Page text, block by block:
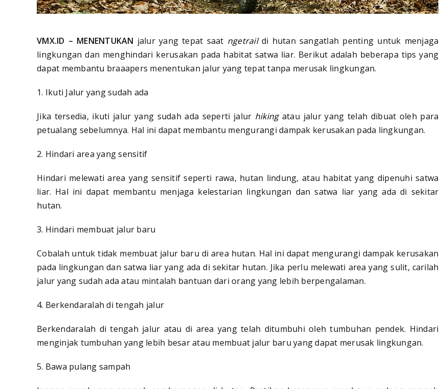
VMX.ID – MENENTUKAN jalur yang tepat saat ngetraildi hutan sangatlah penting untuk menjaga
lingkungan dan menghindari kerusakan pada habitat satwa liar. Berikut adalah beberapa tips yang
dapat membantu braaapers menentukan jalur yang tepat tanpa merusak lingkungan.
1. Ikuti Jalur yang sudah ada
Jika tersedia, ikuti jalur yang sudah ada seperti jalur hikingatau jalur yang telah dibuat oleh para
petualang sebelumnya. Hal ini dapat membantu mengurangi dampak kerusakan pada lingkungan.
2. Hindari area yang sensitif
Hindari melewati area yang sensitif seperti rawa, hutan lindung, atau habitat yang dipenuhi satwa
liar. Hal ini dapat membantu menjaga kelestarian lingkungan dan satwa liar yang ada di sekitar
hutan.
3. Hindari membuat jalur baru
Cobalah untuk tidak membuat jalur baru di area hutan. Hal ini dapat mengurangi dampak kerusakan
pada lingkungan dan satwa liar yang ada di sekitar hutan. Jika perlu melewati area yang sulit, carilah
jalur yang sudah ada atau mintalah bantuan dari orang yang lebih berpengalaman.
4. Berkendaralah di tengah jalur
Berkendaralah di tengah jalur atau di area yang telah ditumbuhi oleh tumbuhan pendek. Hindari
menginjak tumbuhan yang lebih besar atau membuat jalur baru yang dapat merusak lingkungan.
5. Bawa pulang sampah